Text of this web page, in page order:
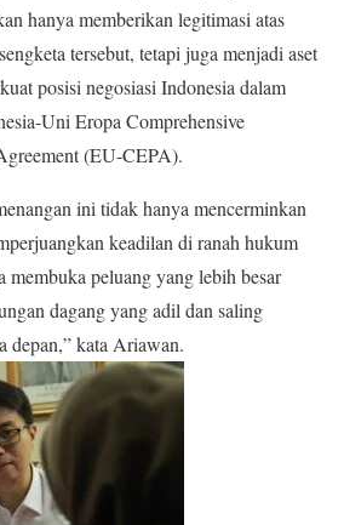
hanya memberikan legitimasi atas
tersebut, tetapi juga menjadi aset
posisi negosiasi Indonesia dalam
Uni Eropa Comprehensive
(EU-CEPA).
ini tidak hanya mencerminkan
keadilan di ranah hukum
membuka peluang yang lebih besar
dagang yang adil dan saling
depan,” kata Ariawan.